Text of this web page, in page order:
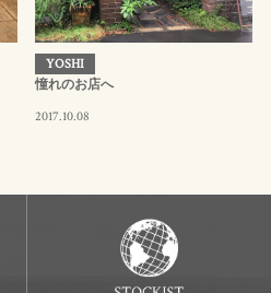
YOSHI
憧れのお店へ
2017.10.08